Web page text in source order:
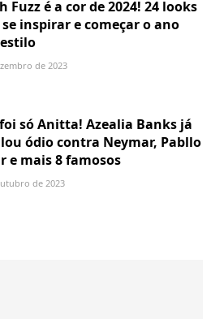
Fuzz é a cor de 2024! 24 looks
inspirar e começar o ano
de 2023
só Anitta! Azealia Banks já
ódio contra Neymar, Pabllo
e mais 8 famosos
de 2023